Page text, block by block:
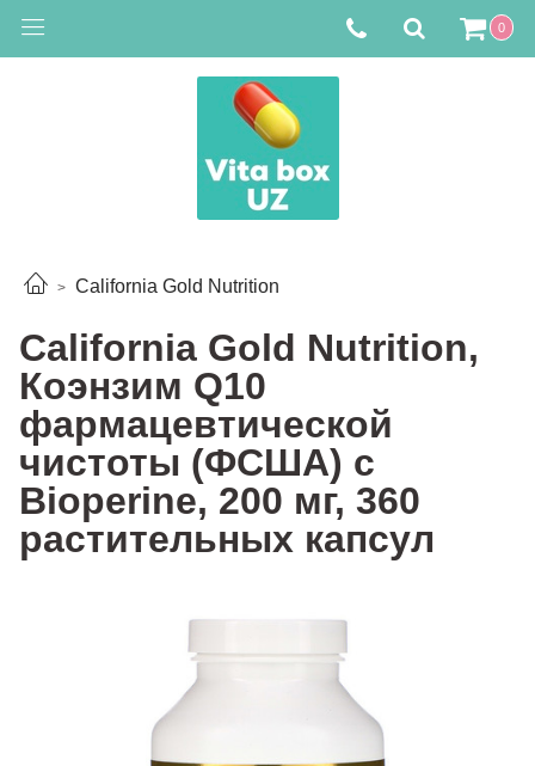
0
California Gold Nutrition
California Gold Nutrition,
Коэнзим Q10
фармацевтической
чистоты (ФСША) с
Bioperine, 200 мг, 360
растительных капсул